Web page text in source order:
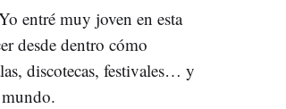
entré muy joven en esta
desde dentro cómo
discotecas, festivales… y